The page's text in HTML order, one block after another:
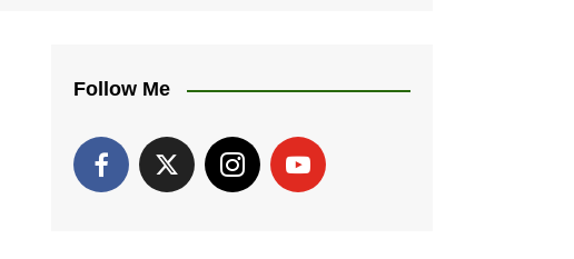
Follow Me